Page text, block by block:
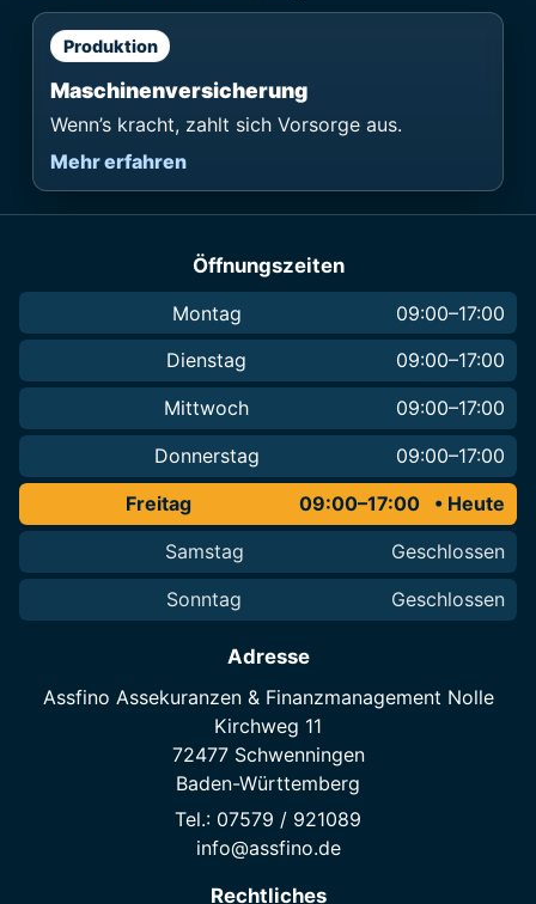
Produktion
Maschinen­versicherung
Wenn’s kracht, zahlt sich Vorsorge aus.
Mehr erfahren
Öffnungszeiten
Montag
09:00–17:00
Dienstag
09:00–17:00
Mittwoch
09:00–17:00
Donnerstag
09:00–17:00
Freitag
09:00–17:00
Samstag
Geschlossen
Sonntag
Geschlossen
Adresse
Assfino Assekuranzen & Finanzmanagement Nolle
Kirchweg 11
72477 Schwenningen
Baden-Württemberg
Tel.: 07579 / 921089
info@assfino.de
Rechtliches